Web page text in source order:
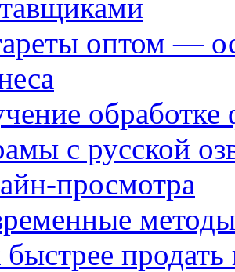
оптом —
с русской
просмотра
быстрее